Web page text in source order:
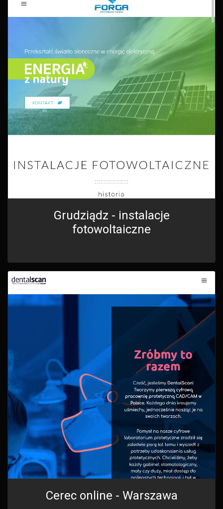
Grudziądz - instalacje
fotowoltaiczne
Cerec online - Warszawa